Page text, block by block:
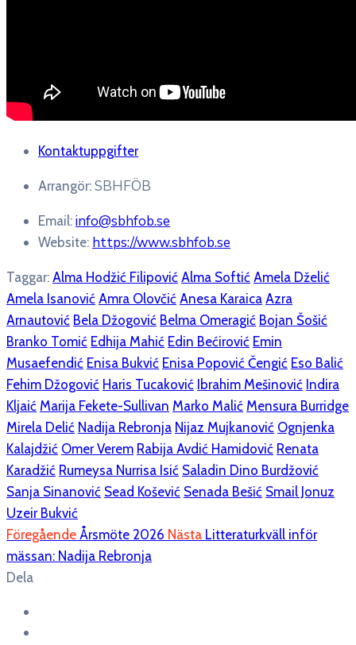
Kontaktuppgifter
Arrangör: SBHFÖB
Email: info@sbhfob.se
Website: https://www.sbhfob.se
Taggar: Alma Hodžić Filipović Alma Softić Amela Dželić
Amela Isanović Amra Olovčić Anesa Karaica Azra
Arnautović Bela Džogović Belma Omeragić Bojan Šošić
Branko Tomić Edhija Mahić Edin Bećirović Emin
Musaefendić Enisa Bukvić Enisa Popović Čengić Eso Balić
Fehim Džogović Haris Tucaković Ibrahim Mešinović Indira
Kljaić Marija Fekete-Sullivan Marko Malić Mensura Burridge
Mirela Delić Nadija Rebronja Nijaz Mujkanović Ognjenka
Kalajdžić Omer Verem Rabija Avdić Hamidović Renata
Karadžić Rumeysa Nurrisa Isić Saladin Dino Burdžović
Sanja Sinanović Sead Košević Senada Bešić Smail Jonuz
Uzeir Bukvić
Föregående Årsmöte 2026 Nästa Litteraturkväll inför
mässan: Nadija Rebronja
Dela